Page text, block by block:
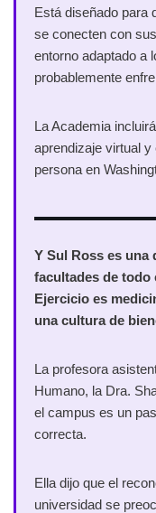
Está diseñado para
se conecten con
entorno adaptado a
probablemente
La Academia
aprendizaje virtual
persona en
Y Sul Ross es una
facultades de todo
Ejercicio es
una cultura de
La profesora
Humano, la Dra.
el campus es un
correcta.
Ella dijo que el
universidad se